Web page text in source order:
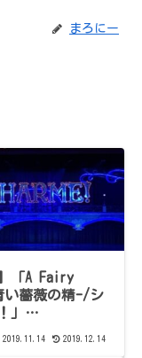
まろにー
「A Fairy
い薔薇の精-/シ
」
2019.11.14 2019.12.14